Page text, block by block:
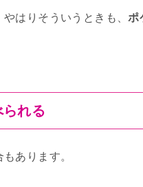
はりそういうときも、ポ
れる
あります。